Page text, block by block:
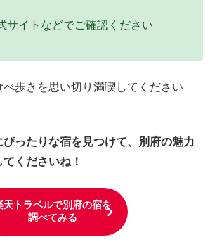
サイトなどでご確認ください
歩きを思い切り満喫してください
ったりな宿を見つけて、別府の魅力
くださいね！
天トラベルで別府の宿を
調べてみる